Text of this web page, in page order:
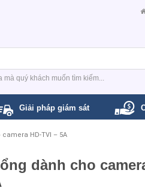
mà quý khách muốn tìm kiếm...
Giải pháp giám sát
HD-TVI – 5A
dành cho